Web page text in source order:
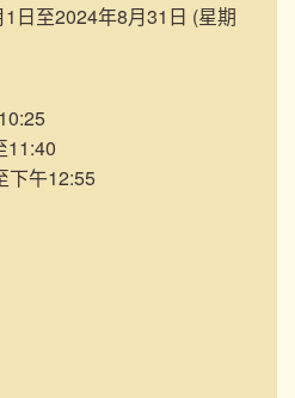
日至2024年8月31日 (星期
11:40
下午12:55